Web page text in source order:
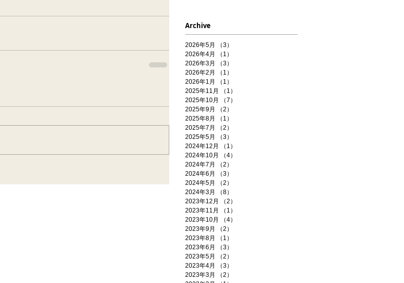
Archive
2026年5月 （3）
2026年4月
（1）
2026年3月
（3）
2026年2月
（1）
2026年1月
（1）
2025年11月
（1）
2025年10月
（7）
2025年9月
（2）
2025年8月
（1）
2025年7月
（2）
2025年5月
（3）
2024年12月
（1）
2024年10月
（4）
2024年7月
（2）
2024年6月
（3）
2024年5月
（2）
2024年3月
（8）
2023年12月
（2）
2023年11月
（1）
2023年10月
（4）
2023年9月
（2）
2023年8月
（1）
2023年6月
（3）
2023年5月
（2）
2023年4月
（3）
2023年3月
（2）